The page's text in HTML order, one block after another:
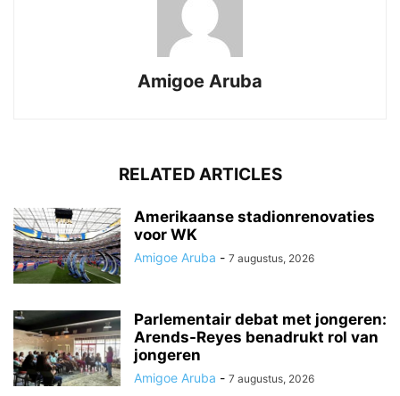
Amigoe Aruba
RELATED ARTICLES
Amerikaanse stadionrenovaties
voor WK
Amigoe Aruba - 7 augustus, 2026
Parlementair debat met jongeren:
Arends-Reyes benadrukt rol van
jongeren
Amigoe Aruba - 7 augustus, 2026